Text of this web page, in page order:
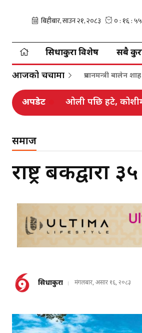
सिधाकुरा विशेष सबै
आजको चर्चामा प्रधानमन्त्री बालेन शाह
अपडेट ओली पछि हटे,
समाज
राष्ट्र बैंकद्वारा
सिधाकुरा मंगलबार, असार १६, २०८३